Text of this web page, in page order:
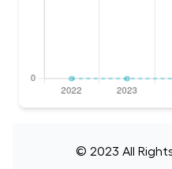
© 2023 All